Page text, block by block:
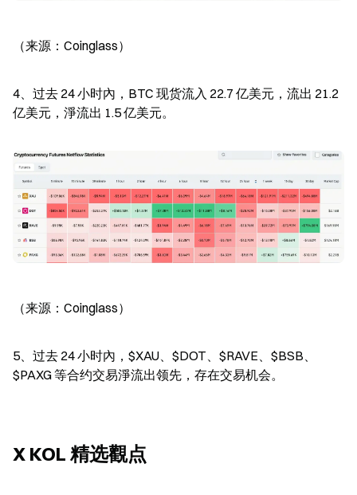
（来源：Coinglass）
4、过去 24 小时內，BTC 现货流入 22.7 亿美元，流出 21.2
亿美元，淨流出 1.5 亿美元。
（来源：Coinglass）
5、过去 24 小时內，$XAU、$DOT、$RAVE、$BSB、
$PAXG 等合约交易淨流出领先，存在交易机会。
X KOL 精选觀点